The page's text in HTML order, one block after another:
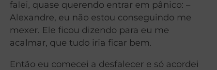
falei, quase querendo entrar em pânico: –
Alexandre, eu não estou conseguindo me
mexer. Ele ficou dizendo para eu me
acalmar, que tudo iria ficar bem.
Então eu comecei a desfalecer e só acordei